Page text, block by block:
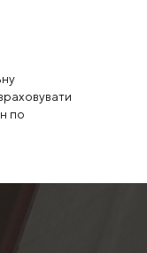
по